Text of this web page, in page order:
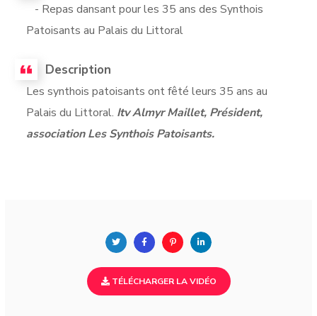
- Repas dansant pour les 35 ans des Synthois
Patoisants au Palais du Littoral
Description
Les synthois patoisants ont fêté leurs 35 ans au
Palais du Littoral. Itv Almyr Maillet, Président,
association Les Synthois Patoisants.
TÉLÉCHARGER LA VIDÉO